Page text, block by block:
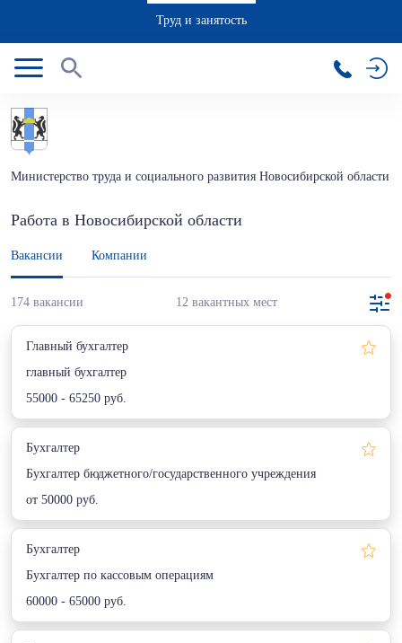
Труд и занятость
Министерство труда и социального развития Новосибирской области
Работа в Новосибирской области
Вакансии Компании
174 вакансии 12 вакантных мест
Главный бухгалтер
главный бухгалтер
55000 - 65250 руб.
Бухгалтер
Бухгалтер бюджетного/государственного учреждения
от 50000 руб.
Бухгалтер
Бухгалтер по кассовым операциям
60000 - 65000 руб.